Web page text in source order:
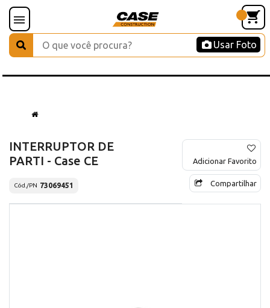
Usar Foto
INTERRUPTOR DE
PARTI - Case CE
Cód./PN 73069451
Adicionar Favorito
Compartilhar